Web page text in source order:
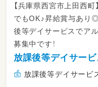
【兵庫県西宮市上田西
でもOK♪昇給賞与あり◎
後等デイサービスでア
募集中です！
放課後等デイサー
放課後等デイサービ